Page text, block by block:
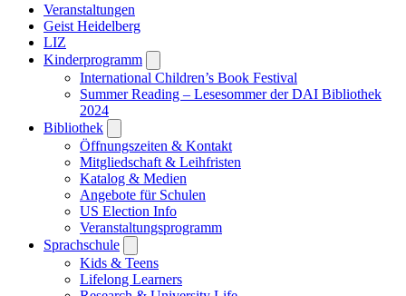
Veranstaltungen
Geist Heidelberg
LIZ
Kinderprogramm
submenu
International Children’s Book Festival
Summer Reading – Lesesommer der DAI Bibliothek
2024
Bibliothek
submenu
Öffnungszeiten & Kontakt
Mitgliedschaft & Leihfristen
Katalog & Medien
Angebote für Schulen
US Election Info
Veranstaltungsprogramm
Sprachschule
submenu
Kids & Teens
Lifelong Learners